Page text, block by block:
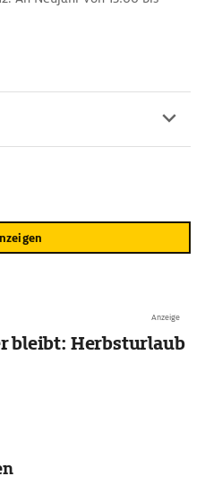
Anzeige
bleibt: Herbsturlaub